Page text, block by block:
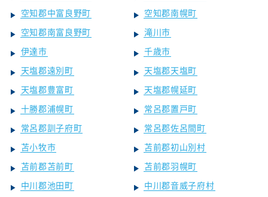
空知郡中富良野町
空知郡南幌町
空知郡南富良野町
滝川市
伊達市
千歳市
天塩郡遠別町
天塩郡天塩町
天塩郡豊富町
天塩郡幌延町
十勝郡浦幌町
常呂郡置戸町
常呂郡訓子府町
常呂郡佐呂間町
苫小牧市
苫前郡初山別村
苫前郡苫前町
苫前郡羽幌町
中川郡池田町
中川郡音威子府村